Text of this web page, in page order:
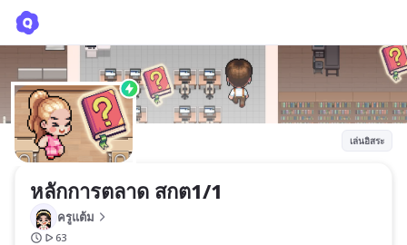
เล่นอิสระ
หลักการตลาด สกต1/1
ครูแต้ม
63